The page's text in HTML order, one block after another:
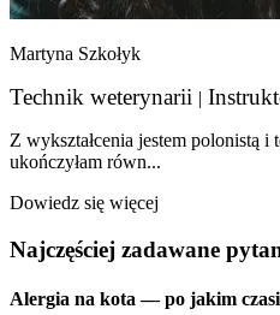
Martyna Szkołyk
Technik weterynarii |
Z wykształcenia jestem polonistą
ukończyłam równ...
Dowiedz się więcej
Najczęściej zadawane
Alergia na kota — po jakim